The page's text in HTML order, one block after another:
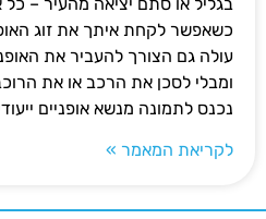
בגליל או סתם יציאה מהעיר – כל
כשאפשר לקחת איתך את זוג
עולה גם הצורך להעביר את
ומבלי לסכן את הרכב או את
נכנס לתמונה מנשא אופניים
לקריאת המאמר »